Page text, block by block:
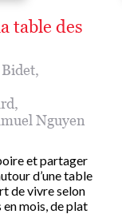
table des
,
,
Nguyen
et partager
d’une table
de vivre selon
mois, de plat